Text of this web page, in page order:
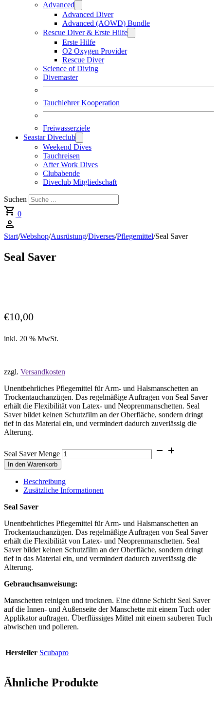
Advanced
Advanced Diver
Advanced (AOWD) Bundle
Rescue Diver & Erste Hilfe
Erste Hilfe
O2 Oxygen Provider
Rescue Diver
Science of Diving
Divemaster
Tauchlehrer Kooperation
Freiwasserziele
Seastar Diveclub
Weekend Dives
Tauchreisen
After Work Dives
Clubabende
Diveclub Mitgliedschaft
Suchen
0
Start/Webshop/Ausrüstung/Diverses/Pflegemittel/Seal Saver
Seal Saver
€10,00
inkl. 20 % MwSt.
zzgl. Versandkosten
Unentbehrliches Pflegemittel für Arm- und Halsmanschetten an
Trockentauchanzügen. Das regelmäßige Auftragen von Seal Saver
erhält die Flexibilität von Latex- und Neoprenmanschetten. Seal
Saver bildet keinen Schutzfilm an der Oberfläche, sondern dringt
tief in das Material ein, und vermindert dadurch zuverlässig die
Alterung.
Seal Saver Menge
In den Warenkorb
Beschreibung
Zusätzliche Informationen
Seal Saver
Unentbehrliches Pflegemittel für Arm- und Halsmanschetten an
Trockentauchanzügen. Das regelmäßige Auftragen von Seal Saver
erhält die Flexibilität von Latex- und Neoprenmanschetten. Seal
Saver bildet keinen Schutzfilm an der Oberfläche, sondern dringt
tief in das Material ein, und vermindert dadurch zuverlässig die
Alterung.
Gebrauchsanweisung:
Manschetten reinigen und trocknen. Eine dünne Schicht Seal Saver
auf die Innen- und Außenseite der Manschette mit einem Tuch oder
Applikator auftragen. Überflüssiges Mittel mit einem sauberen Tuch
abwischen und polieren.
Hersteller Scubapro
Ähnliche Produkte